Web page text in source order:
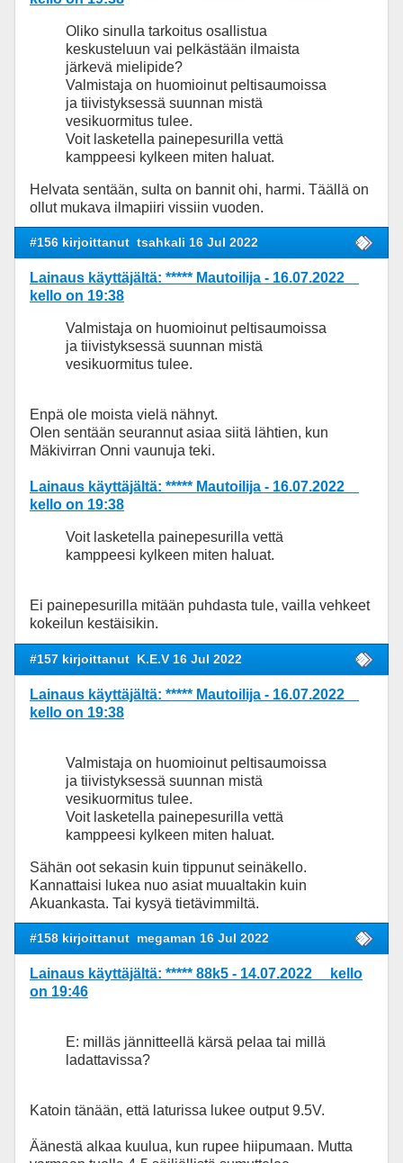
Oliko sinulla tarkoitus osallistua
keskusteluun vai pelkästään ilmaista
järkevä mielipide?
Valmistaja on huomioinut peltisaumoissa
ja tiivistyksessä suunnan mistä
vesikuormitus tulee.
Voit lasketella painepesurilla vettä
kamppeesi kylkeen miten haluat.
Helvata sentään, sulta on bannit ohi, harmi. Täällä on
ollut mukava ilmapiiri vissiin vuoden.
#156 kirjoittanut tsahkali 16 Jul 2022
Lainaus käyttäjältä: ***** Mautoilija - 16.07.2022
kello on 19:38
Valmistaja on huomioinut peltisaumoissa
ja tiivistyksessä suunnan mistä
vesikuormitus tulee.
Enpä ole moista vielä nähnyt.
Olen sentään seurannut asiaa siitä lähtien, kun
Mäkivirran Onni vaunuja teki.
Lainaus käyttäjältä: ***** Mautoilija - 16.07.2022
kello on 19:38
Voit lasketella painepesurilla vettä
kamppeesi kylkeen miten haluat.
Ei painepesurilla mitään puhdasta tule, vailla vehkeet
kokeilun kestäisikin.
#157 kirjoittanut K.E.V 16 Jul 2022
Lainaus käyttäjältä: ***** Mautoilija - 16.07.2022
kello on 19:38
Valmistaja on huomioinut peltisaumoissa
ja tiivistyksessä suunnan mistä
vesikuormitus tulee.
Voit lasketella painepesurilla vettä
kamppeesi kylkeen miten haluat.
Sähän oot sekasin kuin tippunut seinäkello.
Kannattaisi lukea nuo asiat muualtakin kuin
Akuankasta. Tai kysyä tietävimmiltä.
#158 kirjoittanut megaman 16 Jul 2022
Lainaus käyttäjältä: ***** 88k5 - 14.07.2022 kello
on 19:46
E: milläs jännitteellä kärsä pelaa tai millä
ladattavissa?
Katoin tänään, että laturissa lukee output 9.5V.
Äänestä alkaa kuulua, kun rupee hiipumaan. Mutta